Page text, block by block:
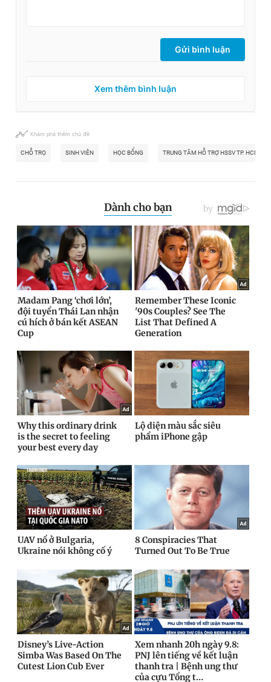
Gửi bình luận
Xem thêm bình luận
Khám phá thêm chủ đề
CHỖ TRỌ SINH VIÊN HỌC BỔNG TRUNG TÂM HỖ TRỢ HSSV TP. HCM